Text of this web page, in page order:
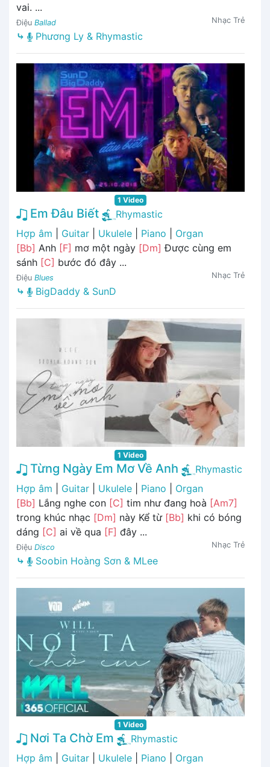
vai. ...
Điệu Ballad Nhạc Trẻ
⤷ Phương Ly & Rhymastic
1 Video
Em Đâu Biết
Rhymastic
Hợp âm
Guitar Ukulele Piano
Organ
[Bb] Anh [F] mơ một ngày [Dm] Được cùng em
sánh [C] bước đó đây ...
Điệu Blues Nhạc Trẻ
⤷ BigDaddy & SunD
1 Video
Từng Ngày Em Mơ Về Anh
Rhymastic
Hợp âm
Guitar Ukulele Piano
Organ
[Bb] Lắng nghe con [C] tim như đang hoà [Am7]
trong khúc nhạc [Dm] này Kể từ [Bb] khi có bóng
dáng [C] ai về qua [F] đây ...
Điệu Disco Nhạc Trẻ
⤷ Soobin Hoàng Sơn & MLee
1 Video
Nơi Ta Chờ Em
Rhymastic
Hợp âm
Guitar Ukulele Piano
Organ